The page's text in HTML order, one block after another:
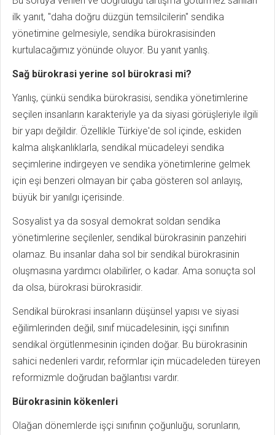
ilk yanıt, "daha doğru düzgün temsilcilerin" sendika
yönetimine gelmesiyle, sendika bürokrasisinden
kurtulacağımız yönünde oluyor. Bu yanıt yanlış.
Sağ bürokrasi yerine sol bürokrasi mi?
Yanlış, çünkü sendika bürokrasisi, sendika yönetimlerine
seçilen insanların karakteriyle ya da siyasi görüşleriyle ilgili
bir yapı değildir. Özellikle Türkiye'de sol içinde, eskiden
kalma alışkanlıklarla, sendikal mücadeleyi sendika
seçimlerine indirgeyen ve sendika yönetimlerine gelmek
için eşi benzeri olmayan bir çaba gösteren sol anlayış,
büyük bir yanılgı içerisinde.
Sosyalist ya da sosyal demokrat soldan sendika
yönetimlerine seçilenler, sendikal bürokrasinin panzehiri
olamaz. Bu insanlar daha sol bir sendikal bürokrasinin
oluşmasına yardımcı olabilirler, o kadar. Ama sonuçta sol
da olsa, bürokrasi bürokrasidir.
Sendikal bürokrasi insanların düşünsel yapısı ve siyasi
eğilimlerinden değil, sınıf mücadelesinin, işçi sınıfının
sendikal örgütlenmesinin içinden doğar. Bu bürokrasinin
sahici nedenleri vardır, reformlar için mücadeleden türeyen
reformizmle doğrudan bağlantısı vardır.
Bürokrasinin kökenleri
Olağan dönemlerde işçi sınıfının çoğunluğu, sorunların,